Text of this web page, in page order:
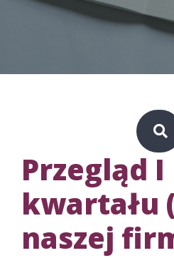
Przegląd I
kwartału
naszej